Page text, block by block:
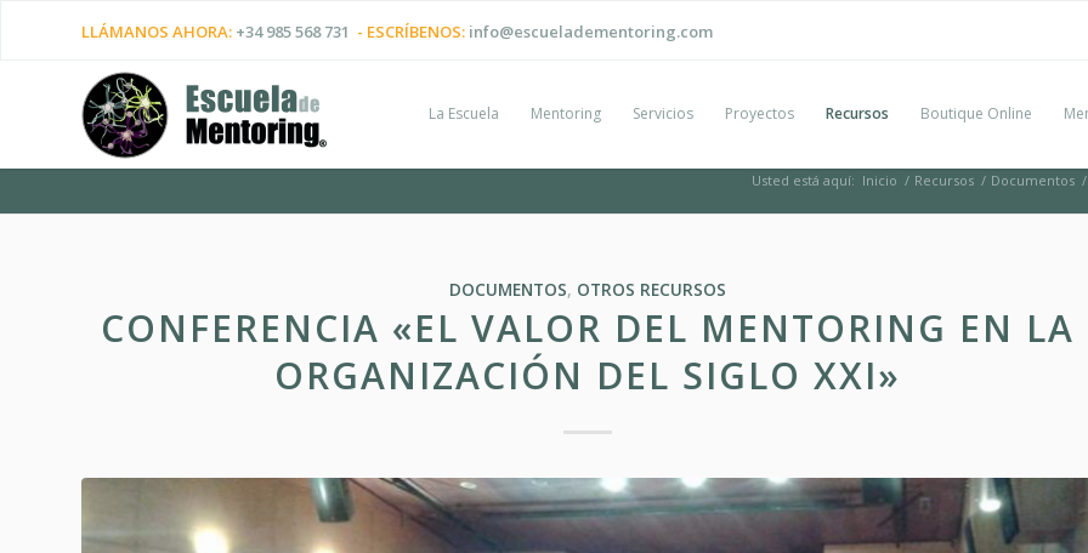
LLÁMANOS AHORA: +34 985 568 731 - ESCRÍBENOS: info@escueladementoring.com
La Escuela Mentoring Servicios Proyectos Recursos Boutique Online
Usted está aquí: Inicio / Recursos / Documentos /
DOCUMENTOS, OTROS RECURSOS
CONFERENCIA «EL VALOR DEL MENTORING EN LA
ORGANIZACIÓN DEL SIGLO XXI»